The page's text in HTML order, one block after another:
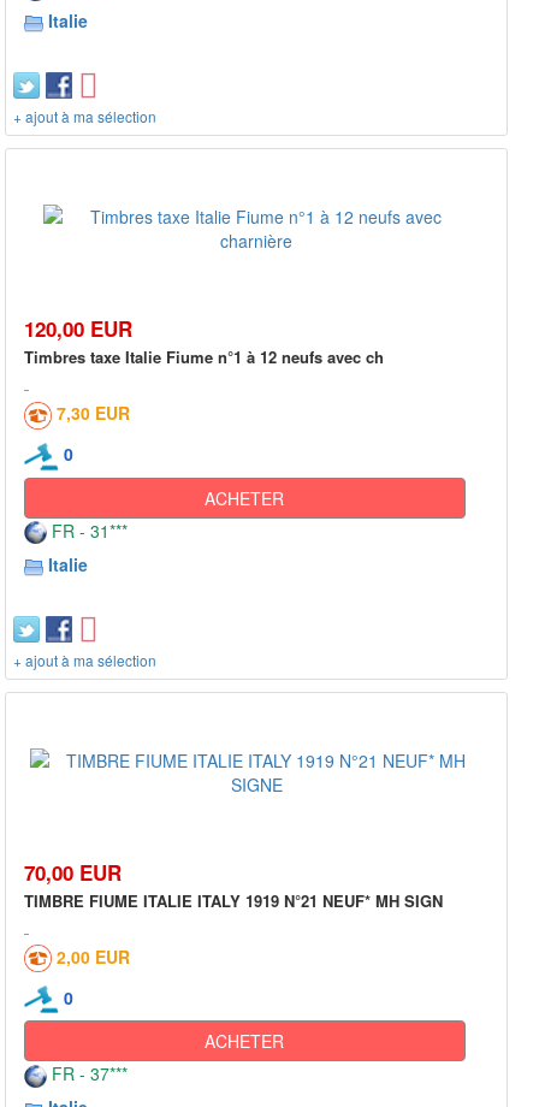
Italie
+ ajout à ma sélection
120,00 EUR
Timbres taxe Italie Fiume n°1 à 12 neufs avec ch
7,30 EUR
0
ACHETER
FR - 31***
Italie
+ ajout à ma sélection
70,00 EUR
TIMBRE FIUME ITALIE ITALY 1919 N°21 NEUF* MH SIGN
2,00 EUR
0
ACHETER
FR - 37***